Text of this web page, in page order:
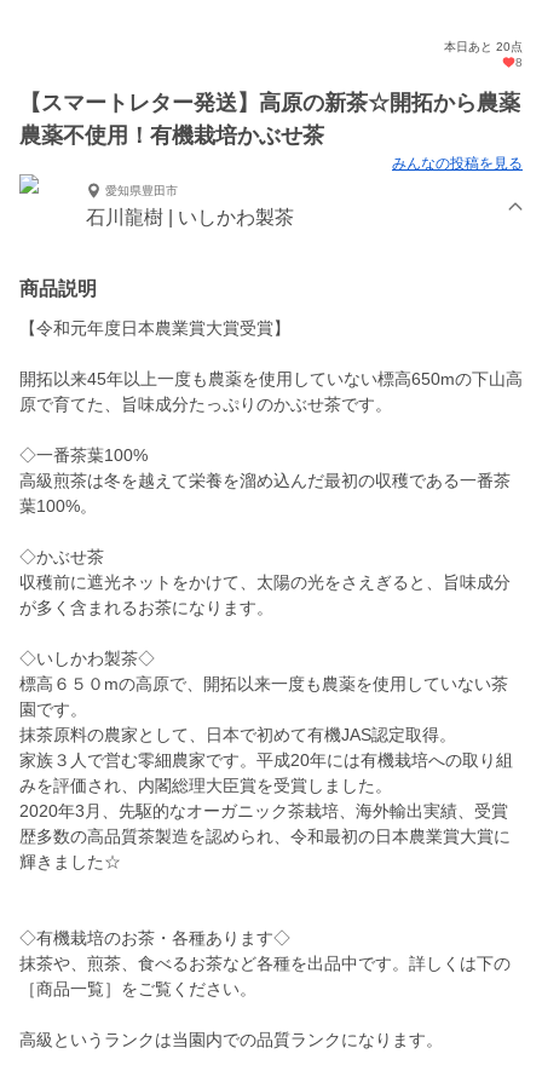
本日あと 20点
8
【スマートレター発送】高原の新茶☆開拓から農薬
農薬不使用！有機栽培かぶせ茶
みんなの投稿を見る
愛知県豊田市
石川龍樹 | いしかわ製茶
商品説明
【令和元年度日本農業賞大賞受賞】
開拓以来45年以上一度も農薬を使用していない標高650mの下山高
原で育てた、旨味成分たっぷりのかぶせ茶です。
◇一番茶葉100%
高級煎茶は冬を越えて栄養を溜め込んだ最初の収穫である一番茶
葉100%。
◇かぶせ茶
収穫前に遮光ネットをかけて、太陽の光をさえぎると、旨味成分
が多く含まれるお茶になります。
◇いしかわ製茶◇
標高６５０mの高原で、開拓以来一度も農薬を使用していない茶
園です。
抹茶原料の農家として、日本で初めて有機JAS認定取得。
家族３人で営む零細農家です。平成20年には有機栽培への取り組
みを評価され、内閣総理大臣賞を受賞しました。
2020年3月、先駆的なオーガニック茶栽培、海外輸出実績、受賞
歴多数の高品質茶製造を認められ、令和最初の日本農業賞大賞に
輝きました☆
◇有機栽培のお茶・各種あります◇
抹茶や、煎茶、食べるお茶など各種を出品中です。詳しくは下の
［商品一覧］をご覧ください。
高級というランクは当園内での品質ランクになります。